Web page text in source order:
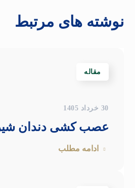
نوشته های مرتبط
مقاله
30 خرداد 1405
عصب کشی دندان
ادامه مطلب